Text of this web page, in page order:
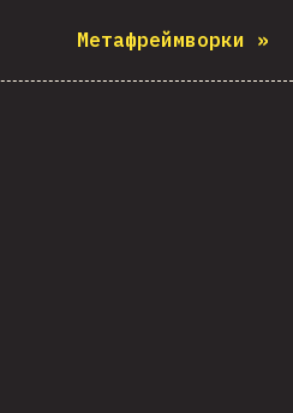
Метафреймворки »